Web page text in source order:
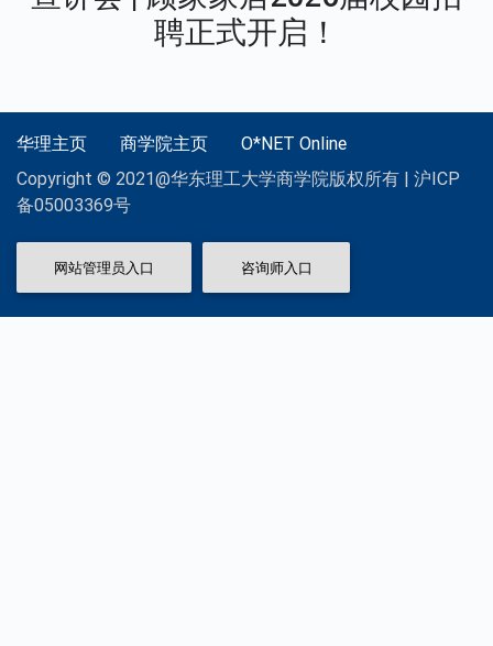
聘正式开启！
华理主页 商学院主页
O*NET Online
Copyright © 2021@华东理工大学商学院版权所有 | 沪ICP
备05003369号
网站管理员入口 咨询师入口